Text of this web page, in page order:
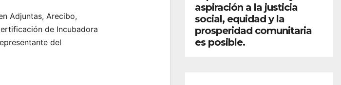
Adjuntas, Arecibo,
de Incubadora
del
aspiración a la justicia
social, equidad y la
prosperidad comunitaria
es posible.